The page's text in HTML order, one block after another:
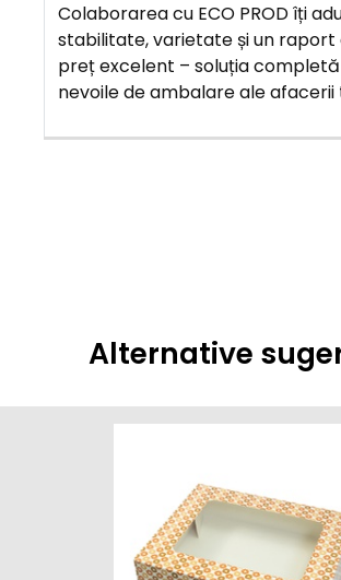
Colaborarea cu ECO PROD îți
stabilitate, varietate și un
preț excelent – soluția
nevoile de ambalare ale afacerii
Alternative